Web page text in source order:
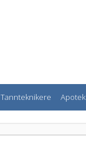
Tannteknikere Apotek